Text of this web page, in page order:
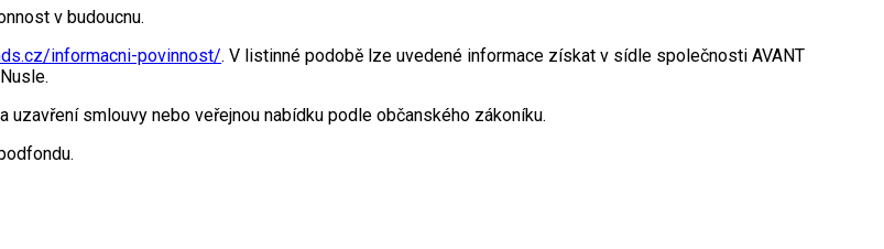
v budoucnu.
informacni-povinnost/. V listinné podobě lze uvedené informace získat v sídle společnosti AVANT
smlouvy nebo veřejnou nabídku podle občanského zákoníku.